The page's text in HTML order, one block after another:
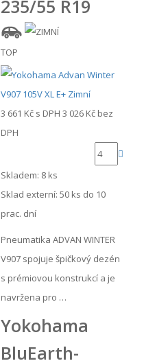
235/55 R19
TOP
3 661 Kč s DPH 3 026 Kč bez
DPH
Skladem: 8 ks
Sklad externí: 50 ks do 10
prac. dní
Pneumatika ADVAN WINTER
V907 spojuje špičkový dezén
s prémiovou konstrukcí a je
navržena pro …
Yokohama
BluEarth-